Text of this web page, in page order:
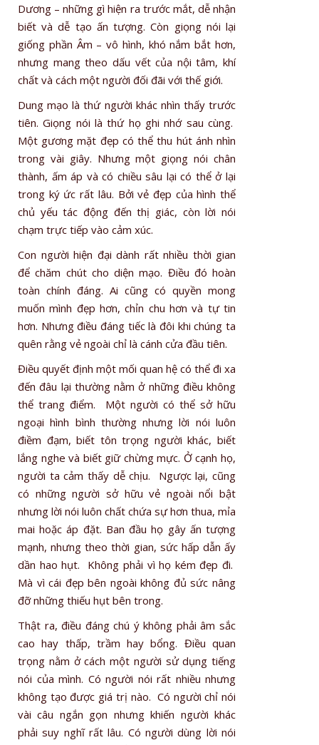
Dương – những gì hiện ra trước mắt, dễ nhận
biết và dễ tạo ấn tượng. Còn giọng nói lại
giống phần Âm – vô hình, khó nắm bắt hơn,
nhưng mang theo dấu vết của nội tâm, khí
chất và cách một người đối đãi với thế giới.
Dung mạo là thứ người khác nhìn thấy trước
tiên. Giọng nói là thứ họ ghi nhớ sau cùng.
Một gương mặt đẹp có thể thu hút ánh nhìn
trong vài giây. Nhưng một giọng nói chân
thành, ấm áp và có chiều sâu lại có thể ở lại
trong ký ức rất lâu. Bởi vẻ đẹp của hình thể
chủ yếu tác động đến thị giác, còn lời nói
chạm trực tiếp vào cảm xúc.
Con người hiện đại dành rất nhiều thời gian
để chăm chút cho diện mạo. Điều đó hoàn
toàn chính đáng. Ai cũng có quyền mong
muốn mình đẹp hơn, chỉn chu hơn và tự tin
hơn. Nhưng điều đáng tiếc là đôi khi chúng ta
quên rằng vẻ ngoài chỉ là cánh cửa đầu tiên.
Điều quyết định một mối quan hệ có thể đi xa
đến đâu lại thường nằm ở những điều không
thể trang điểm. Một người có thể sở hữu
ngoại hình bình thường nhưng lời nói luôn
điềm đạm, biết tôn trọng người khác, biết
lắng nghe và biết giữ chừng mực. Ở cạnh họ,
người ta cảm thấy dễ chịu. Ngược lại, cũng
có những người sở hữu vẻ ngoài nổi bật
nhưng lời nói luôn chất chứa sự hơn thua, mỉa
mai hoặc áp đặt. Ban đầu họ gây ấn tượng
mạnh, nhưng theo thời gian, sức hấp dẫn ấy
dần hao hụt. Không phải vì họ kém đẹp đi.
Mà vì cái đẹp bên ngoài không đủ sức nâng
đỡ những thiếu hụt bên trong.
Thật ra, điều đáng chú ý không phải âm sắc
cao hay thấp, trầm hay bổng. Điều quan
trọng nằm ở cách một người sử dụng tiếng
nói của mình. Có người nói rất nhiều nhưng
không tạo được giá trị nào. Có người chỉ nói
vài câu ngắn gọn nhưng khiến người khác
phải suy nghĩ rất lâu. Có người dùng lời nói